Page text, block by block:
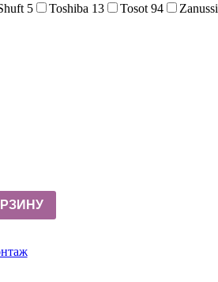
5 Toshiba 13 Tosot 94 Zanussi